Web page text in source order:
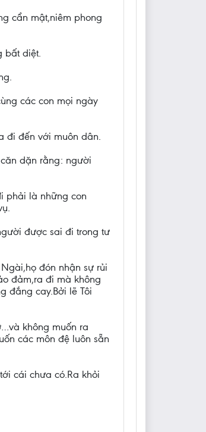
cẩn mật,niêm phong
bất diệt.
các con mọi ngày
đi đến với muôn dân.
dặn rằng: người
phải là những con
được sai đi trong tư
đón nhận sự rủi
đảm,ra đi mà không
đắng cay.Bởi lẽ Tôi
không muốn ra
các môn đệ luôn sẵn
cái chưa có.Ra khỏi